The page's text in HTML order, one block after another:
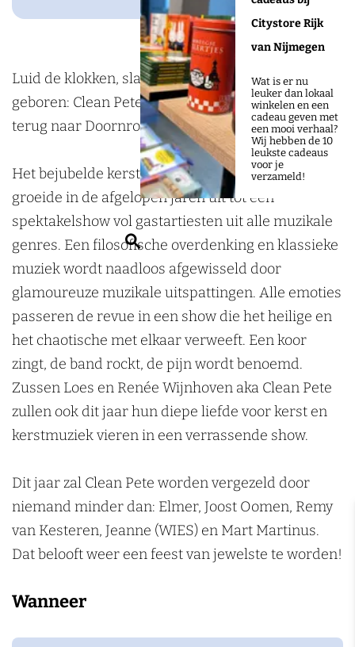
Citystore Rijk
van Nijmegen
Wat is er nu
leuker dan lokaal
winkelen en een
cadeau geven met
een mooi verhaal?
Wij hebben de 10
leukste cadeaus
voor je
verzameld!
Z
o
e
k
e
n
s
K
e
r
s
t
s
h
o
w
s
K
e
s
t
s
h
o
w
'
s
K
r
s
t
s
h
o
w
e
r
s
s
h
o
w
e
'
s
e
r
s
t
s
h
o
w
o
D
o
o
n
r
o
o
s
j
e
P
o
p
p
o
i
u
m
r
o
s
j
P
o
p
p
o
d
i
u
m
r
m
D
o
r
n
r
o
o
s
j
e
P
o
p
p
d
i
u
m
Luid de klokken, sla de trom, een kersttraditie is
geboren: Clean Pete’s Kerstshow komt in 2026
terug naar Doornroosje!
Het bejubelde kerstalbum ‘Gloria’ van Clean Pete
groeide in de afgelopen jaren uit tot een
spektakelshow vol gastartiesten uit alle muzikale
genres. Een filosofische overdenking en klassieke
muziek wordt naadloos afgewisseld door
glamoureuze muzikale uitspattingen. Alle emoties
passeren de revue in een show die het heilige en
het chaotische met elkaar verweeft. Een koor
zingt, de band rockt, de pijn wordt benoemd.
Zussen Loes en Renée Wijnhoven aka Clean Pete
zullen ook dit jaar hun diepe liefde voor kerst en
kerstmuziek vieren in een verrassende show.
Dit jaar zal Clean Pete worden vergezeld door
niemand minder dan: Elmer, Joost Oomen, Remy
van Kesteren, Jeanne (WIES) en Mart Martinus.
Dat belooft weer een feest van jewelste te worden!
Wanneer